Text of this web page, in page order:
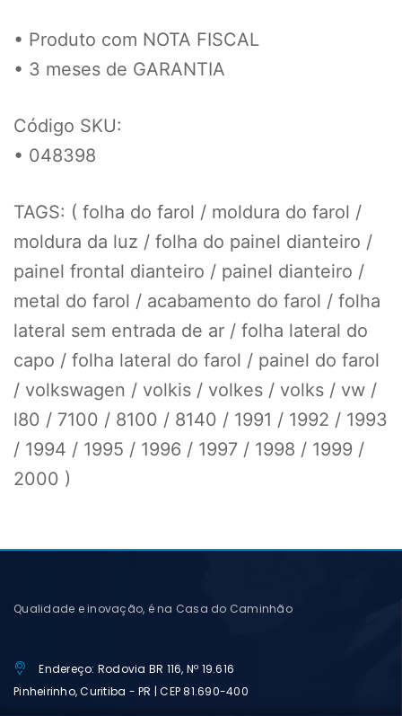
• Produto com NOTA FISCAL
• 3 meses de GARANTIA
Código SKU:
• 048398
TAGS: ( folha do farol / moldura do farol /
moldura da luz / folha do painel dianteiro /
painel frontal dianteiro / painel dianteiro /
metal do farol / acabamento do farol / folha
lateral sem entrada de ar / folha lateral do
capo / folha lateral do farol / painel do farol
/ volkswagen / volkis / volkes / volks / vw /
l80 / 7100 / 8100 / 8140 / 1991 / 1992 / 1993
/ 1994 / 1995 / 1996 / 1997 / 1998 / 1999 /
2000 )
Qualidade e inovação, é na Casa do Caminhão
Endereço: Rodovia BR 116, Nº 19.616
Pinheirinho, Curitiba - PR | CEP 81.690-400